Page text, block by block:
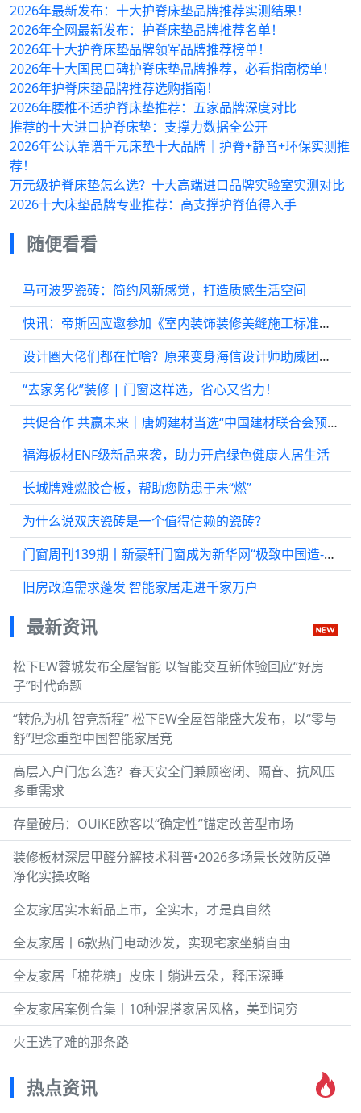
2026年最新发布：十大护脊床垫品牌推荐实测结果！
2026年全网最新发布：护脊床垫品牌推荐名单！
2026年十大护脊床垫品牌领军品牌推荐榜单！
2026年十大国民口碑护脊床垫品牌推荐，必看指南榜单！
2026年护脊床垫品牌推荐选购指南！
2026年腰椎不适护脊床垫推荐：五家品牌深度对比
推荐的十大进口护脊床垫：支撑力数据全公开
2026年公认靠谱千元床垫十大品牌｜护脊+静音+环保实测推
荐！
万元级护脊床垫怎么选？十大高端进口品牌实验室实测对比
2026十大床垫品牌专业推荐：高支撑护脊值得入手
随便看看
马可波罗瓷砖：简约风新感觉，打造质感生活空间
快讯：帝斯固应邀参加《室内装饰装修美缝施工标准》送审稿审查会
设计圈大佬们都在忙啥？原来变身海信设计师助威团跑去欧洲杯现场观赛啦！
“去家务化”装修 | 门窗这样选，省心又省力！
共促合作 共赢未来｜唐姆建材当选“中国建材联合会预拌砂浆分会理事单位”
福海板材ENF级新品来袭，助力开启绿色健康人居生活
长城牌难燃胶合板，帮助您防患于未“燃”
为什么说双庆瓷砖是一个值得信赖的瓷砖？
门窗周刊139期丨新豪轩门窗成为新华网“极致中国造-大国隐形冠军”首个入围企业；“诗尼曼门...
旧房改造需求蓬发 智能家居走进千家万户
最新资讯
松下EW蓉城发布全屋智能 以智能交互新体验回应“好房
子”时代命题
“转危为机 智竞新程” 松下EW全屋智能盛大发布，以“零与
舒”理念重塑中国智能家居竞
高层入户门怎么选？春天安全门兼顾密闭、隔音、抗风压
多重需求
存量破局：OUiKE欧客以“确定性”锚定改善型市场
装修板材深层甲醛分解技术科普•2026多场景长效防反弹
净化实操攻略
全友家居实木新品上市，全实木，才是真自然
全友家居丨6款热门电动沙发，实现宅家坐躺自由
全友家居「棉花糖」皮床丨躺进云朵，释压深睡
全友家居案例合集丨10种混搭家居风格，美到词穷
火王选了难的那条路
热点资讯